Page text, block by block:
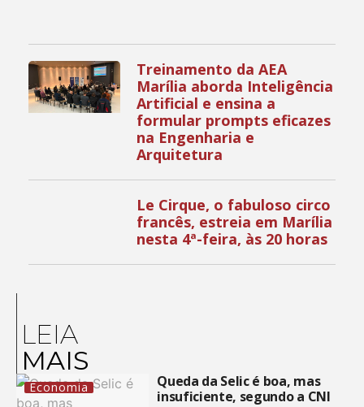
Treinamento da AEA
Marília aborda Inteligência
Artificial e ensina a
formular prompts eficazes
na Engenharia e
Arquitetura
Le Cirque, o fabuloso circo
francês, estreia em Marília
nesta 4ª-feira, às 20 horas
LEIA
MAIS
Economia
Queda da Selic é boa, mas
insuficiente, segundo a CNI